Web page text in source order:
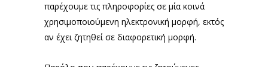
παρέχουμε τις πληροφορίες σε μία κοινά
χρησιμοποιούμενη ηλεκτρονική μορφή, εκτός
αν έχει ζητηθεί σε διαφορετική μορφή.